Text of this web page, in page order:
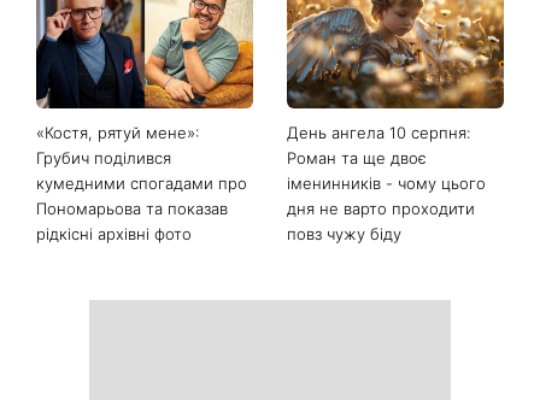
Останні новини